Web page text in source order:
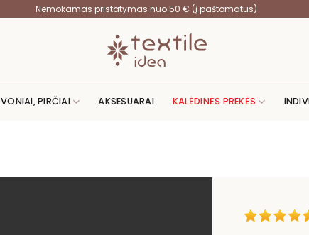
Nemokamas pristatymas nuo 50 € (į paštomatus)
VONIAI, PIRČIAI AKSESUARAI KALĖDINĖS PREKĖS